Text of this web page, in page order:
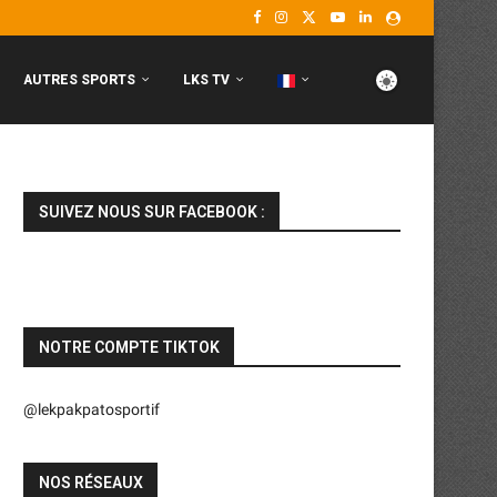
AUTRES SPORTS LKS TV
SUIVEZ NOUS SUR FACEBOOK :
NOTRE COMPTE TIKTOK
@lekpakpatosportif
NOS RÉSEAUX